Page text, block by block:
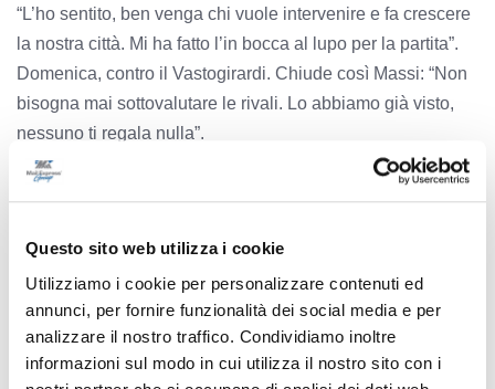
Questo sito web utilizza i cookie
Utilizziamo i cookie per personalizzare contenuti ed
annunci, per fornire funzionalità dei social media e per
analizzare il nostro traffico. Condividiamo inoltre
informazioni sul modo in cui utilizza il nostro sito con i
“L’ho sentito, ben venga chi vuole intervenire e fa crescere
la nostra città. Mi ha fatto l’in bocca al lupo per la partita”.
Domenica, contro il Vastogirardi. Chiude così Massi: “Non
bisogna mai sottovalutare le rivali. Lo abbiamo già visto,
nessuno ti regala nulla”.
Precedente
17enne morto a bordo del furgone rubato, ieri il rito
funebre e la sepoltura a Fermo